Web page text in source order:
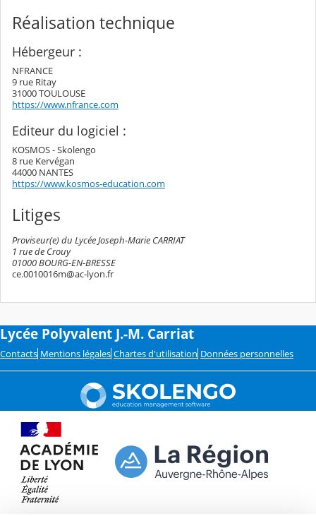
Réalisation technique
Hébergeur :
NFRANCE
9 rue Ritay
31000 TOULOUSE
https://www.nfrance.com
Editeur du logiciel :
KOSMOS - Skolengo
8 rue Kervégan
44000 NANTES
https://www.kosmos-education.com
Litiges
Proviseur(e) du Lycée Joseph-Marie CARRIAT
1 rue de Crouy
01000 BOURG-EN-BRESSE
ce.0010016m@ac-lyon.fr
Lycée Polyvalent J.-M. Carriat
Contacts Mentions légales Chartes d'utilisation Données personnelles